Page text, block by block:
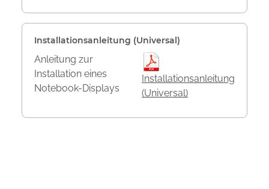
Installationsanleitung (Universal)
Anleitung zur
Installation eines
Notebook-Displays
Installationsanleitung
(Universal)